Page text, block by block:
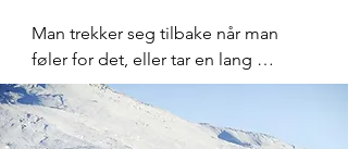
Man trekker seg tilbake når man
føler for det, eller tar en lang
hyggelig kveld sammen med nye
bekjentskaper.
Første juledag blir det ulike